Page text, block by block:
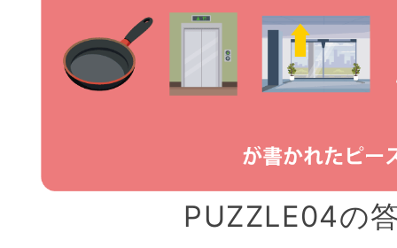
PUZZLE04の